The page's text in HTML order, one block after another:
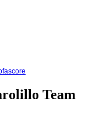
Team